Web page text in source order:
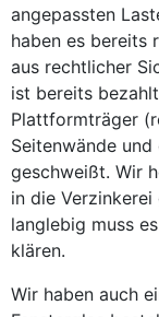
angepassten
haben es bereits
aus rechtlicher
ist bereits
Plattformträger
Seitenwände
geschweißt. Wir
in die
langlebig muss
klären.
Wir haben auch